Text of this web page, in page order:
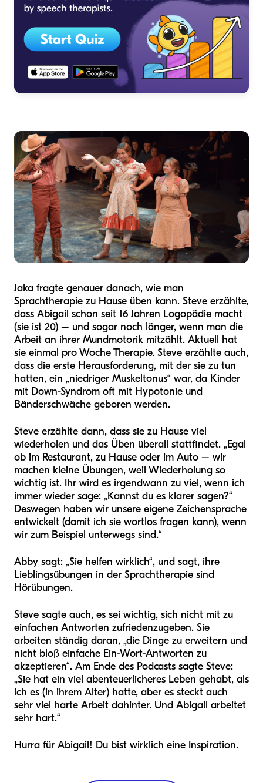
Jaka fragte genauer danach, wie man
Sprachtherapie zu Hause üben kann. Steve erzählte,
dass Abigail schon seit 16 Jahren Logopädie macht
(sie ist 20) – und sogar noch länger, wenn man die
Arbeit an ihrer Mundmotorik mitzählt. Aktuell hat
sie einmal pro Woche Therapie. Steve erzählte auch,
dass die erste Herausforderung, mit der sie zu tun
hatten, ein „niedriger Muskeltonus“ war, da Kinder
mit Down-Syndrom oft mit Hypotonie und
Bänderschwäche geboren werden.
Steve erzählte dann, dass sie zu Hause viel
wiederholen und das Üben überall stattfindet. „Egal
ob im Restaurant, zu Hause oder im Auto – wir
machen kleine Übungen, weil Wiederholung so
wichtig ist. Ihr wird es irgendwann zu viel, wenn ich
immer wieder sage: „Kannst du es klarer sagen?“
Deswegen haben wir unsere eigene Zeichensprache
entwickelt (damit ich sie wortlos fragen kann), wenn
wir zum Beispiel unterwegs sind.“
Abby sagt: „Sie helfen wirklich“, und sagt, ihre
Lieblingsübungen in der Sprachtherapie sind
Hörübungen.
Steve sagte auch, es sei wichtig, sich nicht mit zu
einfachen Antworten zufriedenzugeben. Sie
arbeiten ständig daran, „die Dinge zu erweitern und
nicht bloß einfache Ein-Wort-Antworten zu
akzeptieren“. Am Ende des Podcasts sagte Steve:
„Sie hat ein viel abenteuerlicheres Leben gehabt, als
ich es (in ihrem Alter) hatte, aber es steckt auch
sehr viel harte Arbeit dahinter. Und Abigail arbeitet
sehr hart.“
Hurra für Abigail! Du bist wirklich eine Inspiration.